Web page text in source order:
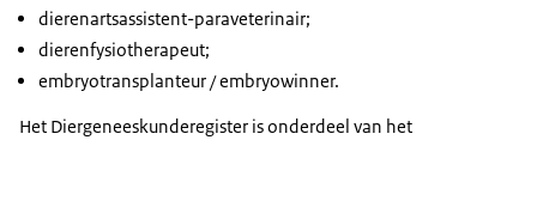
dierenartsassistent-paraveterinair;
dierenfysiotherapeut;
embryotransplanteur / embryowinner.
Het Diergeneeskunderegister is onderdeel van het